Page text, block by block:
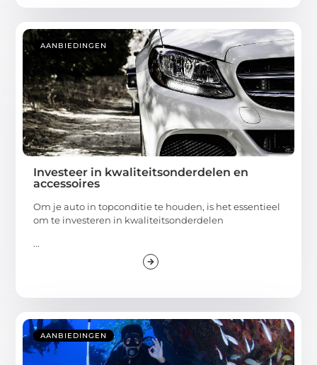
AANBIEDINGEN
Investeer in kwaliteitsonderdelen en
accessoires
Om je auto in topconditie te houden, is het essentieel
om te investeren in kwaliteitsonderdelen
...
AANBIEDINGEN